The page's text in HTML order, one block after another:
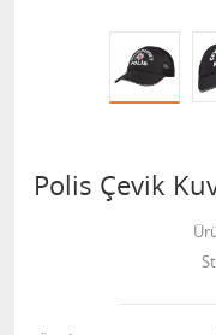
Polis Çevik